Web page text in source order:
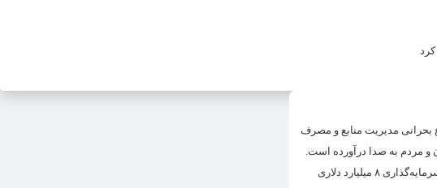
«جیره‌بندی قطعی است!»، به موضوع بحرانی مدیریت منابع و مصرف
مردم به صدا درآورده است.
در این مقاله، محورهای اصلی این شماره را بررسی می‌کنیم. همکاری اقتصادی با روسیه در صنعت پتروشیمی این شماره از روزنامه به خبر مهمی درباره سرمایه‌گذاری ۸ میلیارد دلاری